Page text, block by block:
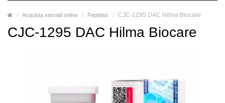
Acquista steroidi online Peptides CJC-1295 DAC Hilma Biocare
CJC-1295 DAC Hilma Biocare